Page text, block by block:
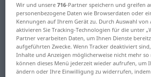
Deutsch-Kroatisch
"Mineralwasser"
"Mineralwasser"
Wir und unsere716-Partner speichern und greifen
personenbezogene Daten wie Browserdaten oder
Kennungen auf Ihrem Gerät zu. Durch Auswahl von
aktivieren Sie Tracking-Technologien für die unter
Partner verarbeiten Daten, um Ihnen Dienste
aufgeführten Zwecke. Wenn Tracker deaktiviert
Inhalte und Anzeigen möglicherweise nicht mehr so
können dieses Menü jederzeit wieder aufrufen, um
ändern oder Ihre Einwilligung zu widerrufen, indem